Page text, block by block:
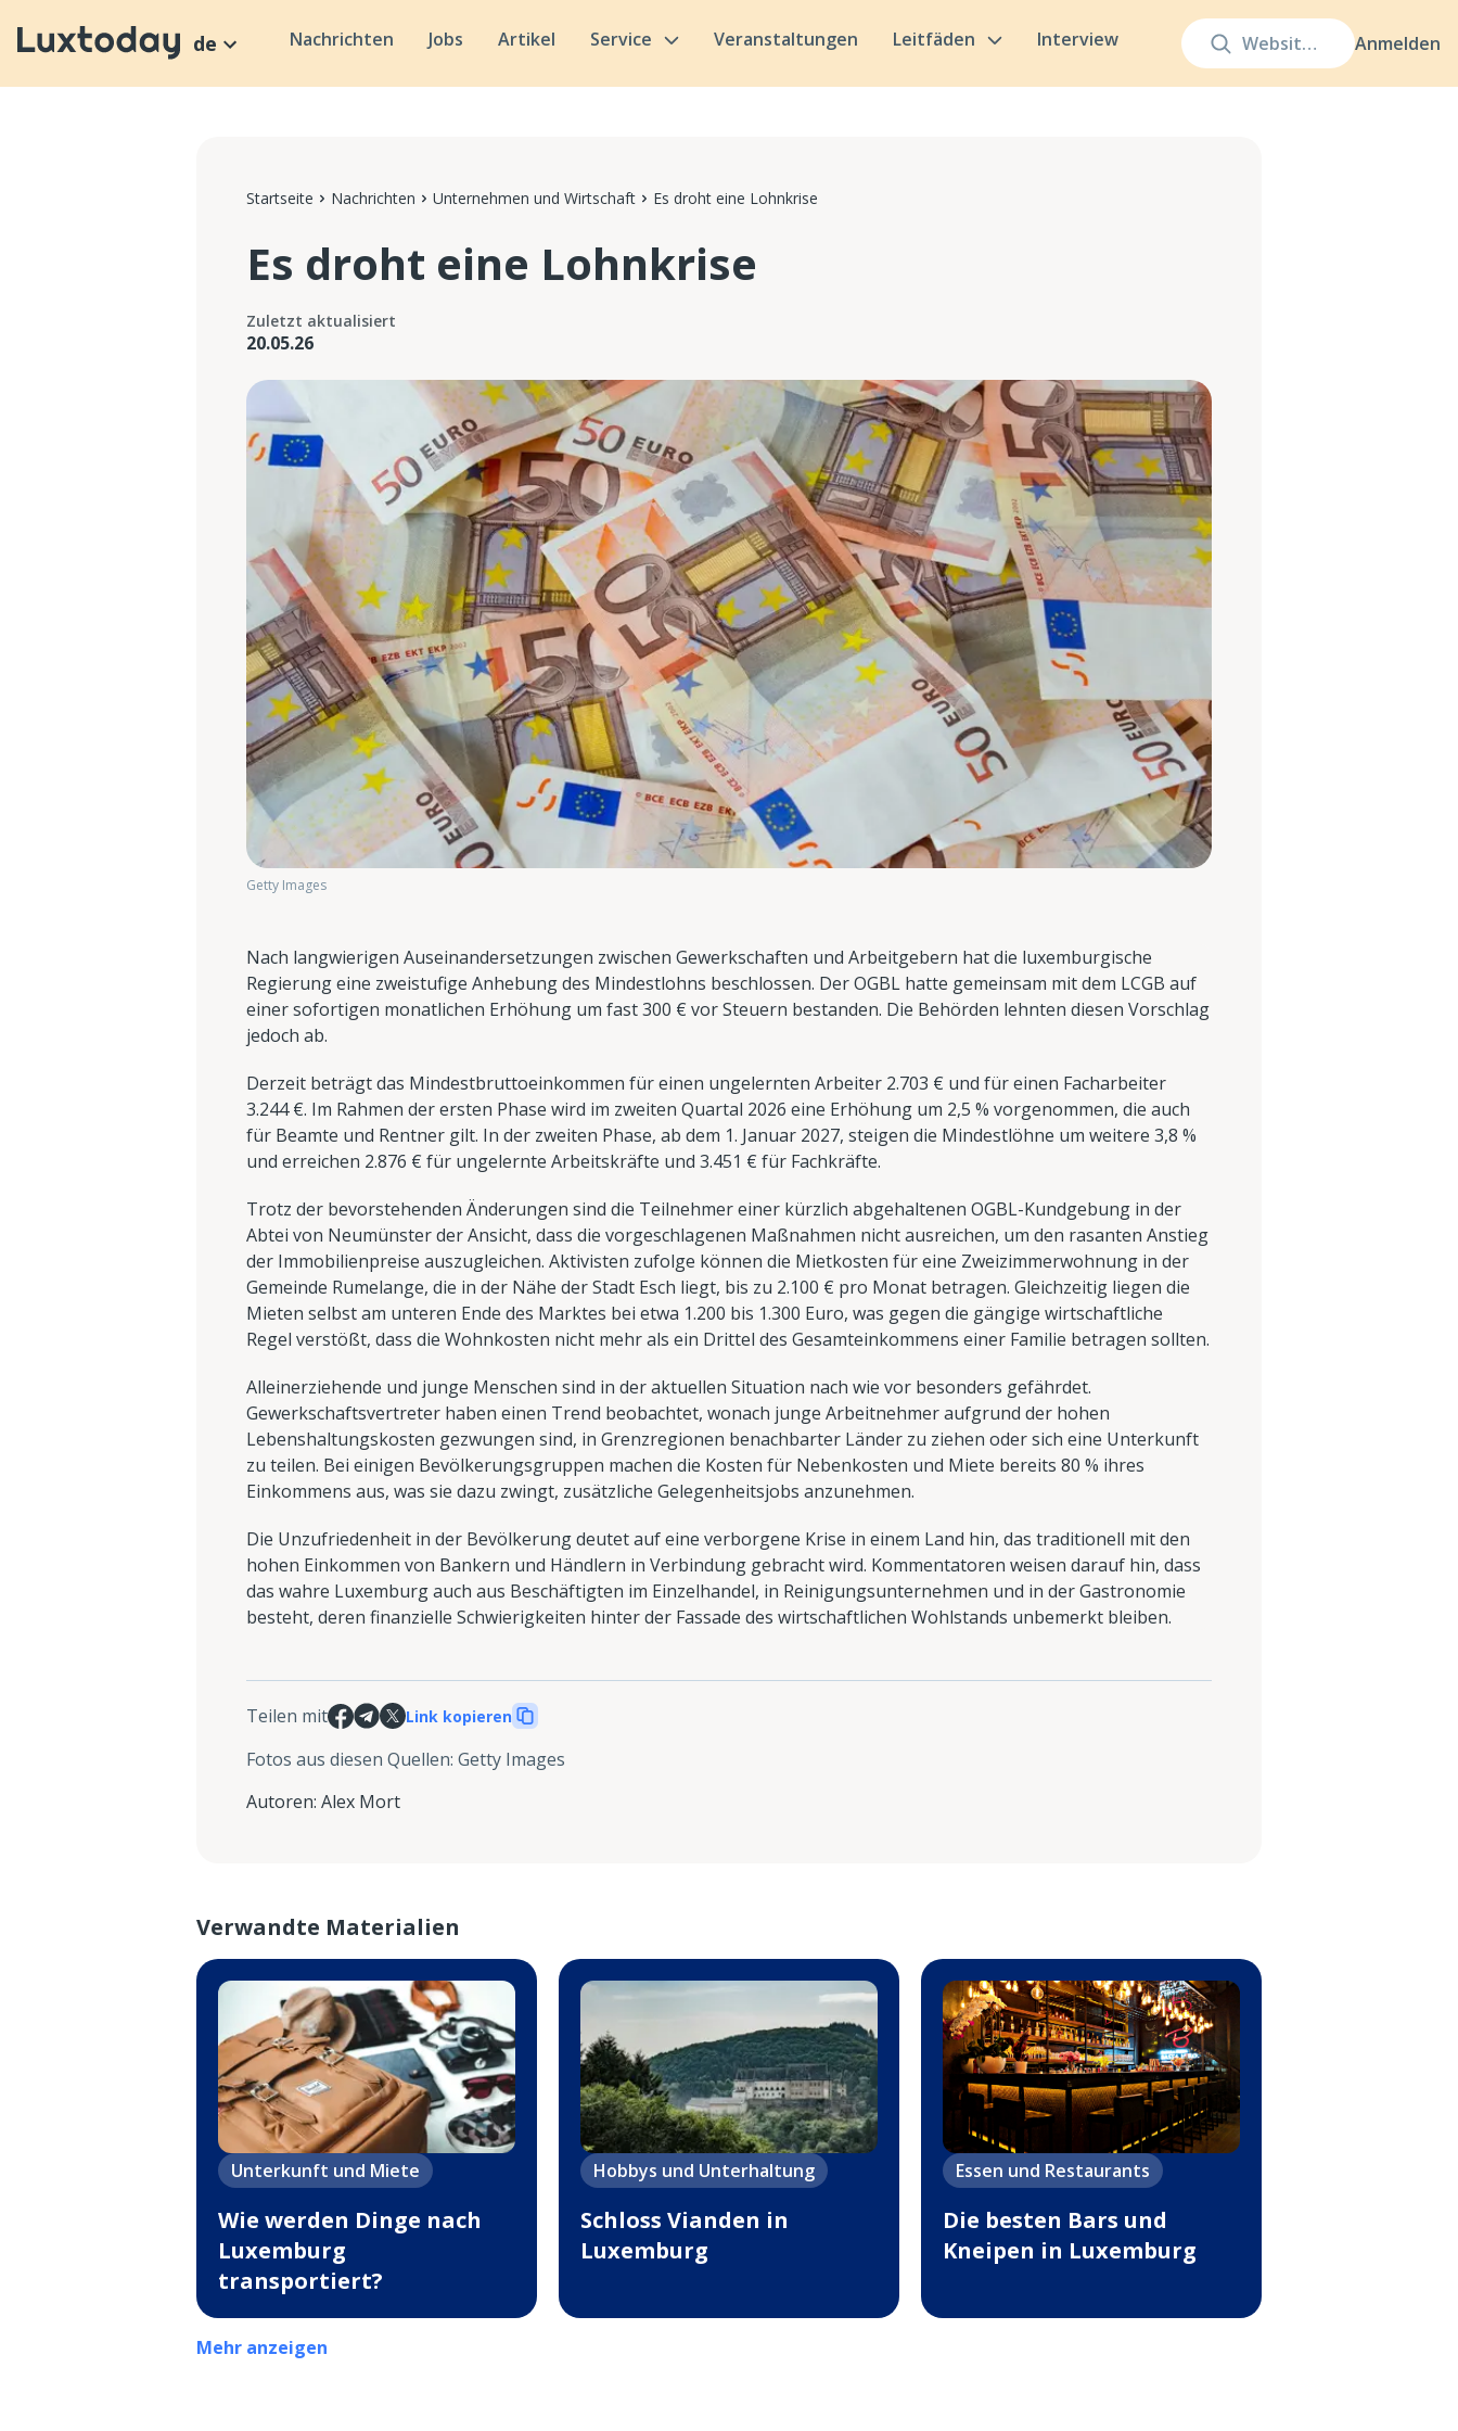
Anmelden
de Nachrichten Jobs Artikel Service Veranstaltungen Leitfäden Interview
Startseite Nachrichten Unternehmen und Wirtschaft Es droht eine Lohnkrise
Es droht eine Lohnkrise
Zuletzt aktualisiert
20.05.26
Getty Images
Nach langwierigen Auseinandersetzungen zwischen Gewerkschaften und Arbeitgebern hat die luxemburgische
Regierung eine zweistufige Anhebung des Mindestlohns beschlossen. Der OGBL hatte gemeinsam mit dem LCGB auf
einer sofortigen monatlichen Erhöhung um fast 300 € vor Steuern bestanden. Die Behörden lehnten diesen Vorschlag
jedoch ab.
Derzeit beträgt das Mindestbruttoeinkommen für einen ungelernten Arbeiter 2.703 € und für einen Facharbeiter
3.244 €. Im Rahmen der ersten Phase wird im zweiten Quartal 2026 eine Erhöhung um 2,5 % vorgenommen, die auch
für Beamte und Rentner gilt. In der zweiten Phase, ab dem 1. Januar 2027, steigen die Mindestlöhne um weitere 3,8 %
und erreichen 2.876 € für ungelernte Arbeitskräfte und 3.451 € für Fachkräfte.
Trotz der bevorstehenden Änderungen sind die Teilnehmer einer kürzlich abgehaltenen OGBL-Kundgebung in der
Abtei von Neumünster der Ansicht, dass die vorgeschlagenen Maßnahmen nicht ausreichen, um den rasanten Anstieg
der Immobilienpreise auszugleichen. Aktivisten zufolge können die Mietkosten für eine Zweizimmerwohnung in der
Gemeinde Rumelange, die in der Nähe der Stadt Esch liegt, bis zu 2.100 € pro Monat betragen. Gleichzeitig liegen die
Mieten selbst am unteren Ende des Marktes bei etwa 1.200 bis 1.300 Euro, was gegen die gängige wirtschaftliche
Regel verstößt, dass die Wohnkosten nicht mehr als ein Drittel des Gesamteinkommens einer Familie betragen sollten.
Alleinerziehende und junge Menschen sind in der aktuellen Situation nach wie vor besonders gefährdet.
Gewerkschaftsvertreter haben einen Trend beobachtet, wonach junge Arbeitnehmer aufgrund der hohen
Lebenshaltungskosten gezwungen sind, in Grenzregionen benachbarter Länder zu ziehen oder sich eine Unterkunft
zu teilen. Bei einigen Bevölkerungsgruppen machen die Kosten für Nebenkosten und Miete bereits 80 % ihres
Einkommens aus, was sie dazu zwingt, zusätzliche Gelegenheitsjobs anzunehmen.
Die Unzufriedenheit in der Bevölkerung deutet auf eine verborgene Krise in einem Land hin, das traditionell mit den
hohen Einkommen von Bankern und Händlern in Verbindung gebracht wird. Kommentatoren weisen darauf hin, dass
das wahre Luxemburg auch aus Beschäftigten im Einzelhandel, in Reinigungsunternehmen und in der Gastronomie
besteht, deren finanzielle Schwierigkeiten hinter der Fassade des wirtschaftlichen Wohlstands unbemerkt bleiben.
Teilen mit Link kopieren
Fotos aus diesen Quellen: Getty Images
Autoren: Alex Mort
Verwandte Materialien
Unterkunft und Miete
Wie werden Dinge nach
Luxemburg
transportiert?
Hobbys und Unterhaltung
Schloss Vianden in
Luxemburg
Essen und Restaurants
Die besten Bars und
Kneipen in Luxemburg
Mehr anzeigen